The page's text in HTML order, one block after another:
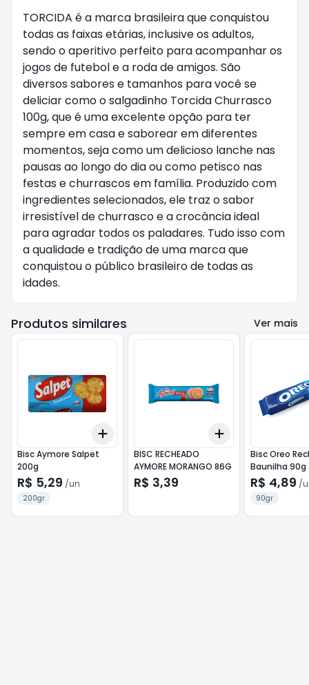
TORCIDA é a marca brasileira que conquistou
todas as faixas etárias, inclusive os adultos,
sendo o aperitivo perfeito para acompanhar os
jogos de futebol e a roda de amigos. São
diversos sabores e tamanhos para você se
deliciar como o salgadinho Torcida Churrasco
100g, que é uma excelente opção para ter
sempre em casa e saborear em diferentes
momentos, seja como um delicioso lanche nas
pausas ao longo do dia ou como petisco nas
festas e churrascos em família. Produzido com
ingredientes selecionados, ele traz o sabor
irresistível de churrasco e a crocância ideal
para agradar todos os paladares. Tudo isso com
a qualidade e tradição de uma marca que
conquistou o público brasileiro de todas as
idades.
Produtos similares Ver mais
Add
Bisc Aymore Salpet
200g
R$ 5,29 /un
200gr
Add
BISC RECHEADO
AYMORE MORANGO 86G
R$ 3,39
Bisc Oreo
Baunilha 90g
R$ 4,89 /
90gr